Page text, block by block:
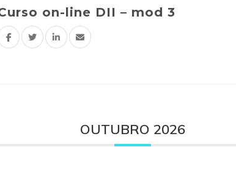
on-line DII – mod 3
OUTUBRO 2026